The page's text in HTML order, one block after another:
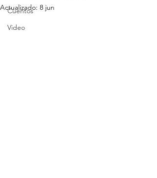
Cuentos
Video
Actualizado: 8 jun